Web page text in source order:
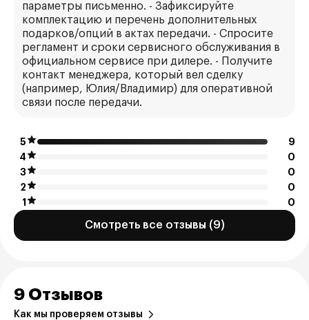
параметры письменно. - Зафиксируйте
комплектацию и перечень дополнительных
подарков/опций в актах передачи. - Спросите
регламент и сроки сервисного обслуживания в
официальном сервисе при дилере. - Получите
контакт менеджера, который вел сделку
(например, Юлия/Владимир) для оперативной
связи после передачи.
5
9
4
0
3
0
2
0
1
0
Смотреть все отзывы (9)
9 Отзывов
Как мы проверяем отзывы